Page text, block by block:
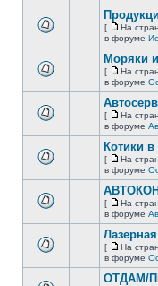
непрочитанных
сообщений.
непрочитанных
сообщений.
этой
непрочитанных
[
На
страницу
На
в форуме
этой
непрочитанных
сообщений.
Моряки
[
На
страницу
На
в форуме
этой
непрочитанных
[
На
страницу
На
в форуме
этой
непрочитанных
сообщений.
Котики
[
На
страницу
На
в форуме
этой
непрочитанных
сообщений.
[
На
страницу
На
в форуме
этой
[
На
страницу
На
в форуме
ОТДАМ/